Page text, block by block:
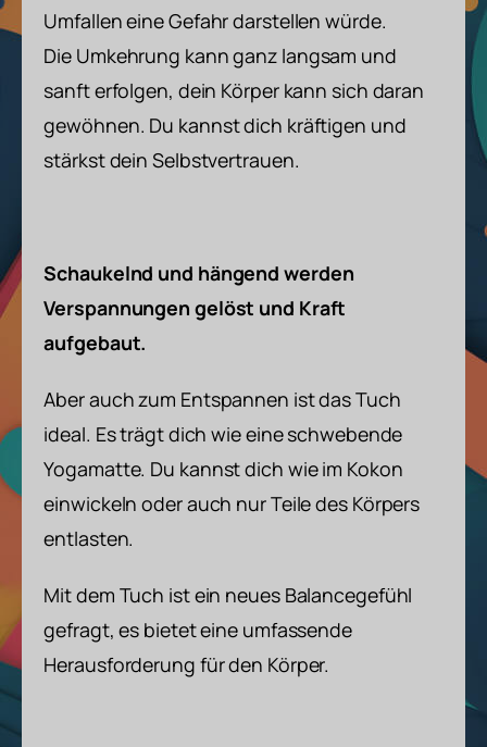
Umfallen eine Gefahr darstellen würde.
Die Umkehrung kann ganz langsam und
sanft erfolgen, dein Körper kann sich daran
gewöhnen. Du kannst dich kräftigen und
stärkst dein Selbstvertrauen.
Schaukelnd und hängend werden
Verspannungen gelöst und Kraft
aufgebaut.
Aber auch zum Entspannen ist das Tuch
ideal. Es trägt dich wie eine schwebende
Yogamatte. Du kannst dich wie im Kokon
einwickeln oder auch nur Teile des Körpers
entlasten.
Mit dem Tuch ist ein neues Balancegefühl
gefragt, es bietet eine umfassende
Herausforderung für den Körper.